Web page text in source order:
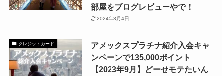
部屋をブログレビューやで！
2024年3月4日
クレジットカード
アメックスプラチナ紹介入会キャ
ンペーンで135,000ポイント
【2023年9月】どーせモテたいん